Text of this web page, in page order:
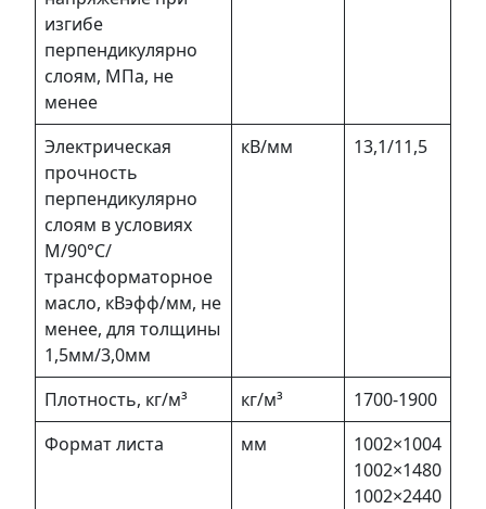
изгибе
перпендикулярно
слоям, МПа, не
менее
Электрическая
прочность
перпендикулярно
слоям в условиях
М/90°C/
трансформаторное
масло, кВэфф/мм, не
менее, для толщины
1,5мм/3,0мм
кВ/мм 13,1/11,5
Плотность, кг/м³ кг/м³
1700-1900
Формат листа
мм
1002×1004
1002×1480
1002×2440